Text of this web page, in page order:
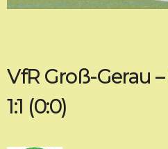
VfR Groß-Gerau
1:1 (0:0)